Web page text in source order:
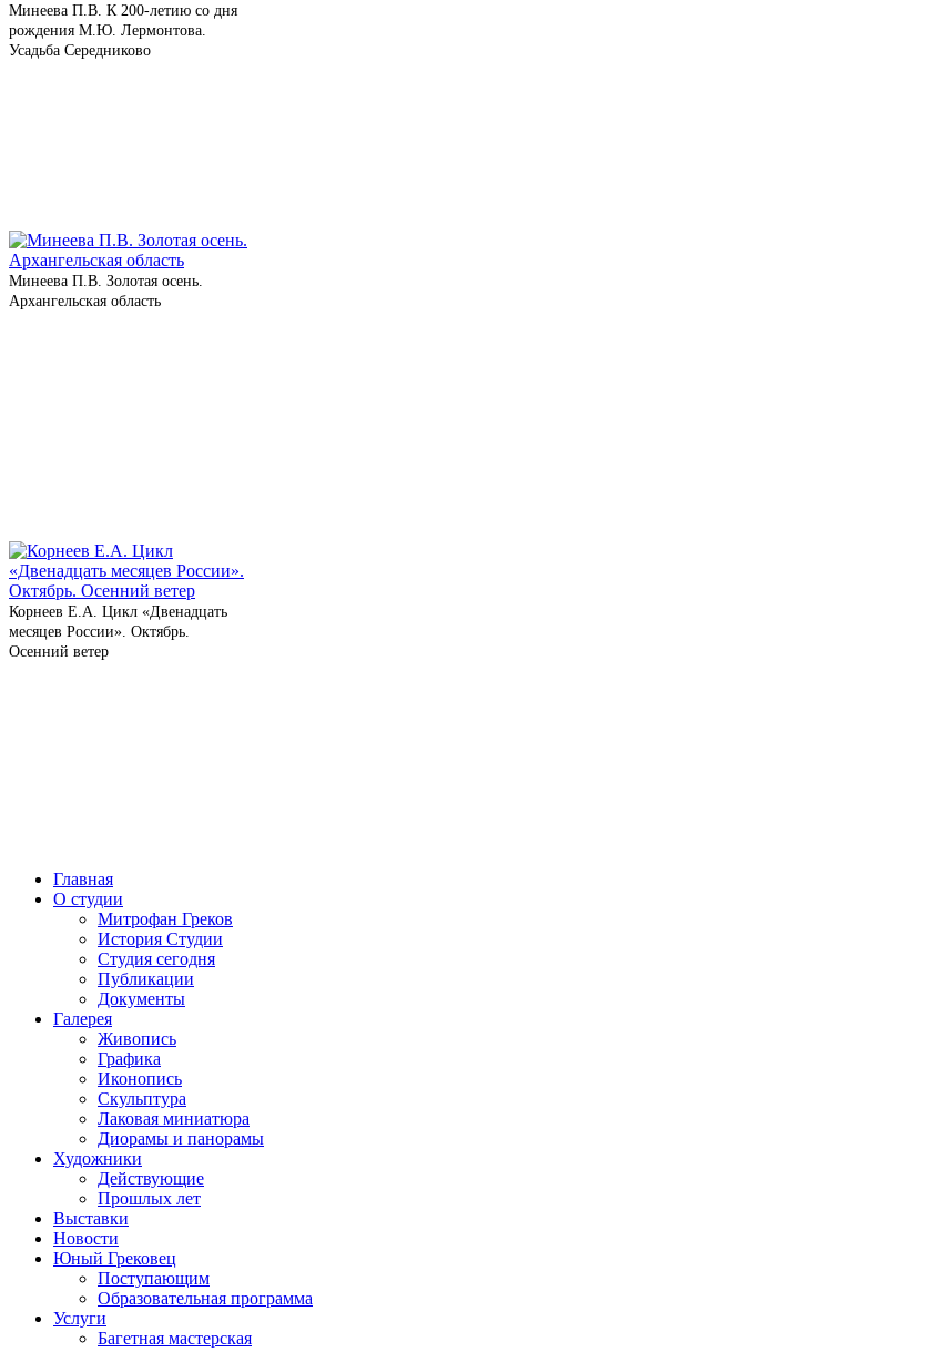
Минеева П.В. К 200-летию со дня
рож­де­ния М.Ю. Лермонтова.
Усадьба Середниково
Минеева П.В. Золотая осень.
Архангельская область
Корнеев Е.А. Цикл «Двенадцать
меся­цев России». Октябрь.
Осенний ветер
Главная
О студии
Митрофан Греков
История Студии
Студия сегодня
Публикации
Документы
Галерея
Живопись
Графика
Иконопись
Скульптура
Лаковая миниатюра
Диорамы и панорамы
Художники
Действующие
Прошлых лет
Выставки
Новости
Юный Грековец
Поступающим
Образовательная программа
Услуги
Багетная мастерская